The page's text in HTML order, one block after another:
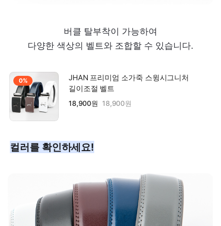
버클 탈부착이 가능하여
다양한 색상의 벨트와 조합할 수 있습니다.
0%
JHAN 프리미엄 소가죽 스윙시그니처
길이조절 벨트
18,900원 18,900원
컬러를 확인하세요!